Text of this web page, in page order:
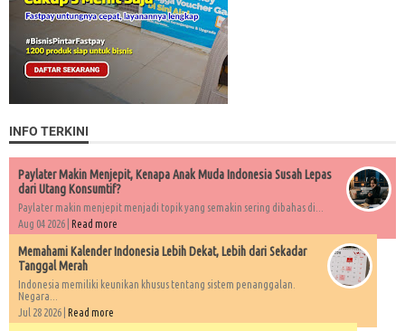
INFO TERKINI
Paylater Makin Menjepit, Kenapa Anak Muda Indonesia Susah Lepas
dari Utang Konsumtif?
Paylater makin menjepit menjadi topik yang semakin sering dibahas di...
Aug 04 2026 | Read more
Memahami Kalender Indonesia Lebih Dekat, Lebih dari Sekadar
Tanggal Merah
Indonesia memiliki keunikan khusus tentang sistem penanggalan.
Negara...
Jul 28 2026 | Read more